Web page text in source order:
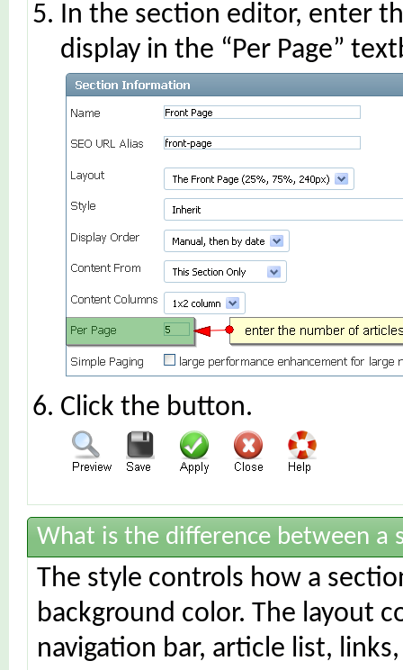
In the section editor, enter
display in the “Per Page”
Click the button.
What is the difference between a
The style controls how a
background color. The layout
navigation bar, article list,